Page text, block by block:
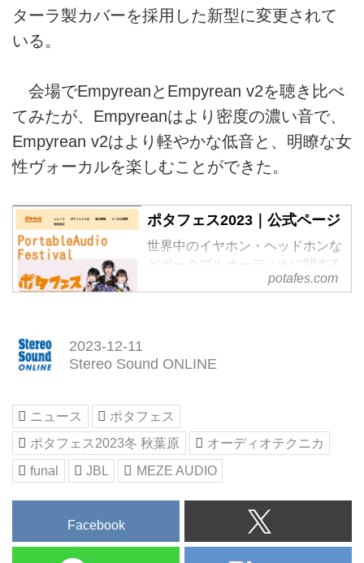
ターラ製カバーを採用した新型に変更されて
いる。
会場でEmpyreanとEmpyrean v2を聴き比べ
てみたが、Empyreanはより密度の濃い音で、
Empyrean v2はより軽やかな低音と、明瞭な女
性ヴォーカルを楽しむことができた。
ポタフェス2023｜公式ページ
世界中のイヤホン・ヘッドホンな
どポータブルオーディオに関する
ブランドが一堂に会し、 最新の
ホンなど、話題の最新モデルから
良い、コスパに優れたイヤホン・
ヘッドホンなど何でも揃ってお
り、そのすべてのモデルをご来場
の皆さまが自由にお楽しみ頂けま
potafes.com
2023-12-11
Stereo Sound ONLINE
ニュース
ポタフェス
ポタフェス2023冬 秋葉原
オーディオテクニカ
funal
JBL MEZE AUDIO
Facebook